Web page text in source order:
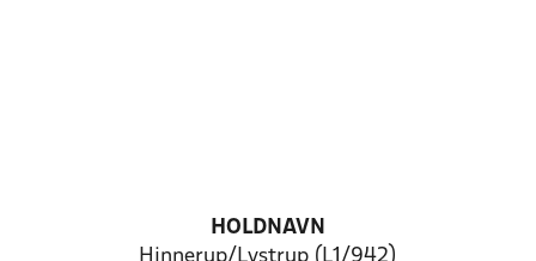
HOLDNAVN
Hinnerup/Lystrup (L1/942)